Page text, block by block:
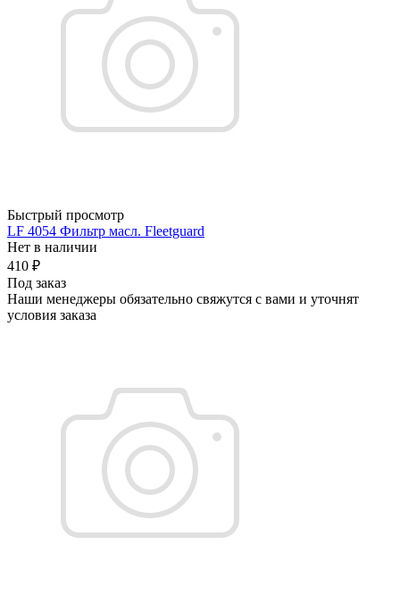
Быстрый просмотр
LF 4054 Фильтр масл. Fleetguard
Нет в наличии
410 ₽
Под заказ
Наши менеджеры обязательно свяжутся с вами и уточнят
условия заказа